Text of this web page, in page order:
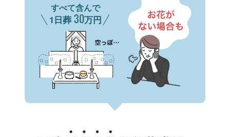
すべて含んで
1日葬 30万円